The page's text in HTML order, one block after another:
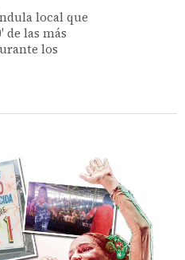
local que
de las más
los